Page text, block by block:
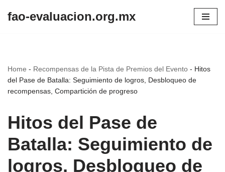
fao-evaluacion.org.mx
Home - Recompensas de la Pista de Premios del Evento - Hitos
del Pase de Batalla: Seguimiento de logros, Desbloqueo de
recompensas, Compartición de progreso
Hitos del Pase de
Batalla: Seguimiento de
logros, Desbloqueo de